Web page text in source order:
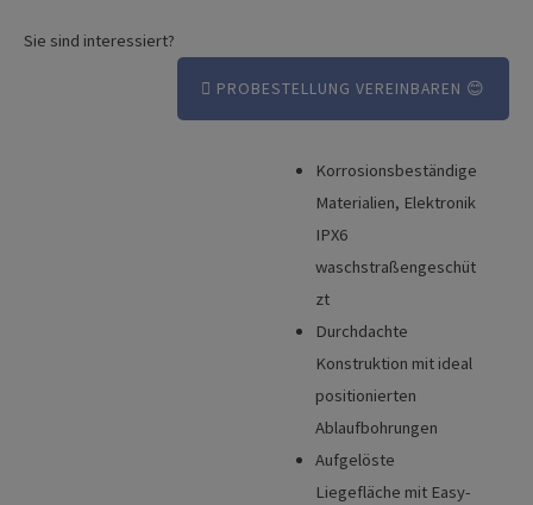
Sie sind interessiert?
PROBESTELLUNG VEREINBAREN 😊
Korrosionsbeständige
Materialien, Elektronik
IPX6
waschstraßengeschüt
zt
Durchdachte
Konstruktion mit ideal
positionierten
Ablaufbohrungen
Aufgelöste
Liegefläche mit Easy-